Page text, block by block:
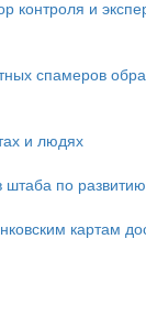
контроля и
спамеров
и людях
штаба по
картам